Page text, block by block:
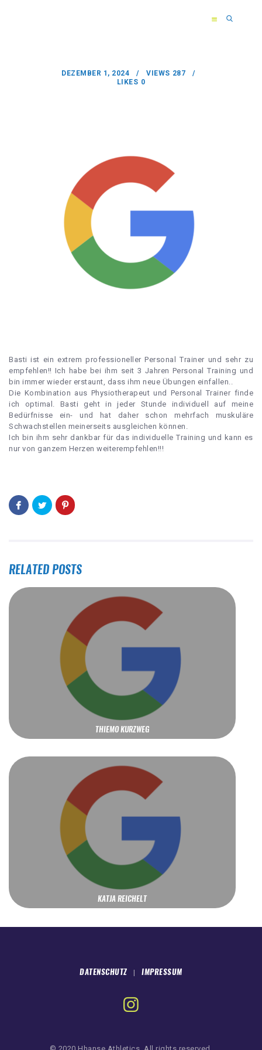
DEZEMBER 1, 2024 287
VIEWS
0
LIKES
BEWERTUNGEN
Basti ist ein extrem professioneller Personal Trainer und sehr zu
empfehlen!! Ich habe bei ihm seit 3 Jahren Personal Training und
bin immer wieder erstaunt, dass ihm neue Übungen einfallen..
Die Kombination aus Physiotherapeut und Personal Trainer finde
ich optimal. Basti geht in jeder Stunde individuell auf meine
Bedürfnisse ein- und hat daher schon mehrfach muskuläre
Schwachstellen meinerseits ausgleichen können.
Ich bin ihm sehr dankbar für das individuelle Training und kann es
nur von ganzem Herzen weiterempfehlen!!!
RELATED POSTS
THIEMO KURZWEG
KATJA REICHELT
DATENSCHUTZ |IMPRESSUM